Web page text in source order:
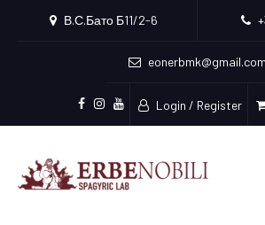
В.С.Бато Б11/2-6
eonerbmk@gmail.com
Facebook
Instagram
Youtube
Login / Register